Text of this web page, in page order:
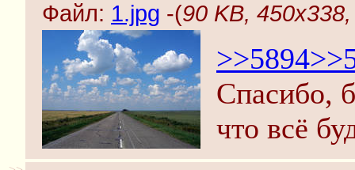
Файл: 1.jpg -(90 KB,
>>5894
Спасибо,
что всё